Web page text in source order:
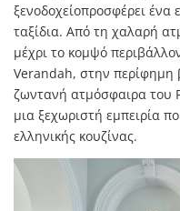
ξενοδοχείοπροσφέρει ένα
ταξίδια. Από τη χαλαρή
μέχρι το κομψό
Verandah, στην περίφημη
ζωντανή ατμόσφαιρα του
μια ξεχωριστή εμπειρία
ελληνικής κουζίνας.